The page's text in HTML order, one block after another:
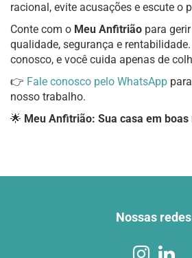
racional, evite acusações e escute o
Conte com o Meu Anfitrião para
qualidade, segurança e
conosco, e você cuida apenas de
👉 Fale conosco pelo WhatsApp
nosso trabalho.
🌟 Meu Anfitrião: Sua casa em boas
Nossas redes